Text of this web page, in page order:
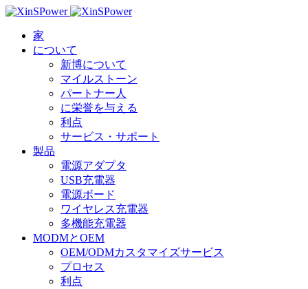
家
について
新博について
マイルストーン
パートナー人
に栄誉を与える
利点
サービス・サポート
製品
電源アダプタ
USB充電器
電源ボード
ワイヤレス充電器
多機能充電器
MODMとOEM
OEM/ODMカスタマイズサービス
プロセス
利点